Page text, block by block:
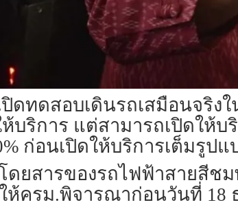
ดทดสอบเดินรถเสมือนจริง
ห้บริการ แต่สามารถเปิดให้
ก่อนเปิดให้บริการเต็มรูป
ดยสารของรถไฟฟ้าสายสีช
ห้ครม.พิจารณาก่อนวันที่ 18